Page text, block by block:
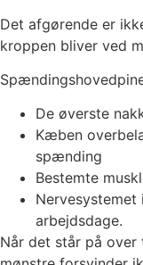
Det afgørende er
kroppen bliver ved
De øverste
Kæben
spænding
Bestemte
Nervesystemet
arbejdsdage.
Når det står på